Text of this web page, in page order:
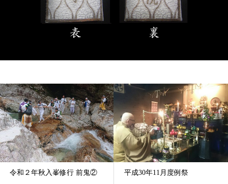
令和２年秋入峯修行 前鬼② 平成30年11月度例祭